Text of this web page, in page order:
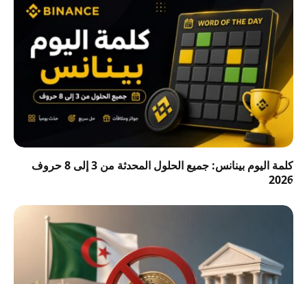
كلمة اليوم بينانس: جميع الحلول المحدثة من 3 إلى 8 حروف
2026